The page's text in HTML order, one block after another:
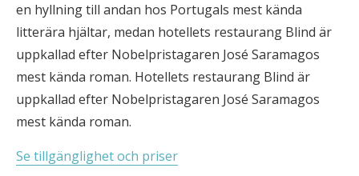
en hyllning till andan hos Portugals mest kända
litterära hjältar, medan hotellets restaurang Blind är
uppkallad efter Nobelpristagaren José Saramagos
mest kända roman. Hotellets restaurang Blind är
uppkallad efter Nobelpristagaren José Saramagos
mest kända roman.
Se tillgänglighet och priser